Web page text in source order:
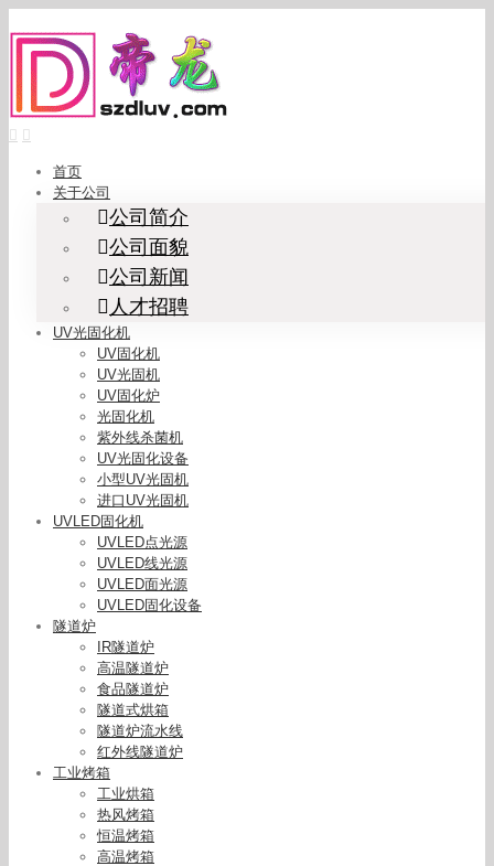
to
content
首页
关于公司
公司简介
公司面貌
公司新闻
人才招聘
UV光固化机
UV固化机
UV光固机
UV固化炉
光固化机
紫外线杀菌机
UV光固化设备
小型UV光固机
进口UV光固机
UVLED固化机
UVLED点光源
UVLED线光源
UVLED面光源
UVLED固化设备
隧道炉
IR隧道炉
高温隧道炉
食品隧道炉
隧道式烘箱
隧道炉流水线
红外线隧道炉
工业烤箱
工业烘箱
热风烤箱
恒温烤箱
高温烤箱